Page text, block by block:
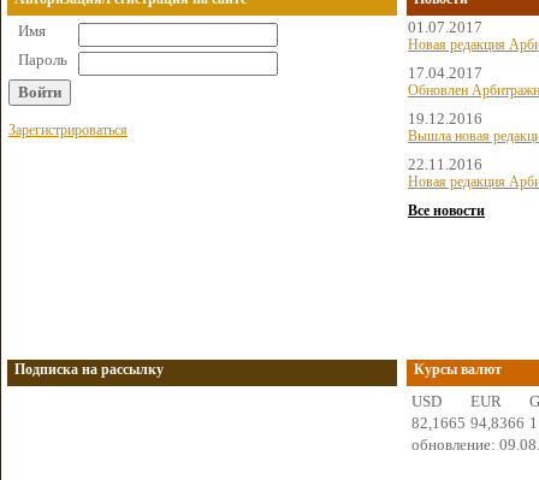
Имя
Пароль
Зарегистрироваться
01.07.2017
Новая редакция
17.04.2017
Обновлен
19.12.2016
Вышла новая
22.11.2016
Новая редакция
Все новости
Подписка на рассылку Курсы валют
USD EUR
82,1665 94,8366
обновление: